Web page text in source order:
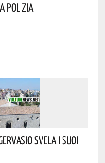
Polizia
Svela I Suoi